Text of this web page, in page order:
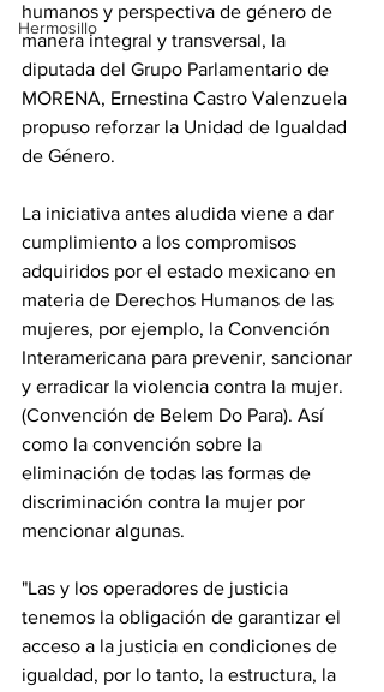
Hermosillo
humanos y perspectiva de género de
manera integral y transversal, la
diputada del Grupo Parlamentario de
MORENA, Ernestina Castro Valenzuela
propuso reforzar la Unidad de Igualdad
de Género.
La iniciativa antes aludida viene a dar
cumplimiento a los compromisos
adquiridos por el estado mexicano en
materia de Derechos Humanos de las
mujeres, por ejemplo, la Convención
Interamericana para prevenir, sancionar
y erradicar la violencia contra la mujer.
(Convención de Belem Do Para). Así
como la convención sobre la
eliminación de todas las formas de
discriminación contra la mujer por
mencionar algunas.
"Las y los operadores de justicia
tenemos la obligación de garantizar el
acceso a la justicia en condiciones de
igualdad, por lo tanto, la estructura, la